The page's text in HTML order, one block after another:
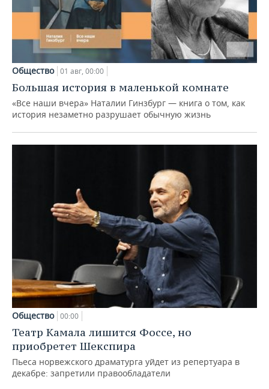
Общество 01 авг, 00:00
Большая история в маленькой комнате
«Все наши вчера» Наталии Гинзбург — книга о том, как
история незаметно разрушает обычную жизнь
Общество 00:00
Театр Камала лишится Фоссе, но
приобретет Шекспира
Пьеса норвежского драматурга уйдет из репертуара в
декабре: запретили правообладатели